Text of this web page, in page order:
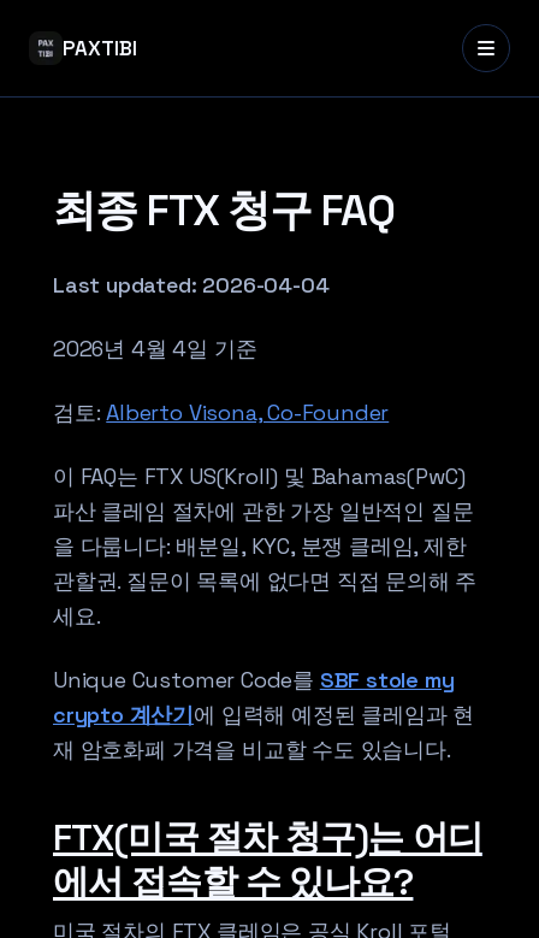
PAXTIBI
최종 FTX 청구 FAQ
Last updated: 2026-04-04
2026년 4월 4일 기준
검토:Alberto Visona, Co-Founder
이 FAQ는 FTX US(Kroll) 및 Bahamas(PwC)
파산 클레임 절차에 관한 가장 일반적인 질문
을 다룹니다: 배분일, KYC, 분쟁 클레임, 제한
관할권. 질문이 목록에 없다면 직접 문의해 주
세요.
Unique Customer Code를 SBF stole my
crypto 계산기에 입력해 예정된 클레임과 현
재 암호화폐 가격을 비교할 수도 있습니다.
FTX(미국 절차 청구)는 어디
에서 접속할 수 있나요?
미국 절차의 FTX 클레임은 공식 Kroll 포털